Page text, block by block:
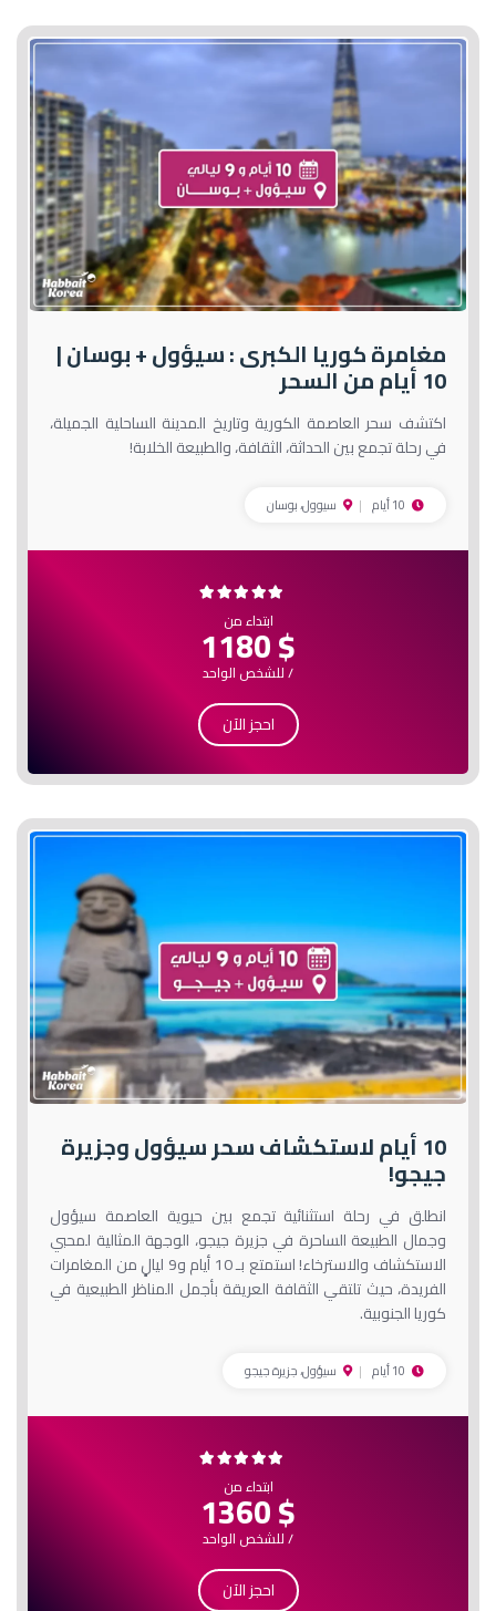
مغامرة كوريا الكبرى : سيؤول + بوسان |
10 أيام من السحر
اكتشف سحر العاصمة الكورية وتاريخ المدينة الساحلية الجميلة،
في رحلة تجمع بين الحداثة، الثقافة، والطبيعة الخلابة!
سيوول، بوسان
ابتداء من $ 1180
/ للشخص الواحد
احجز الآن
10 أيام لاستكشاف سحر سيؤول وجزيرة
جيجو!
انطلق في رحلة استثنائية تجمع بين حيوية العاصمة سيؤول
وجمال الطبيعة الساحرة في جزيرة جيجو، الوجهة المثالية لمحبي
الاستكشاف والاسترخاء! استمتع بـ 10 أيام و9 ليالٍ من المغامرات
الفريدة، حيث تلتقي الثقافة العريقة بأجمل المناظر الطبيعية في
كوريا الجنوبية.
سيؤول، جزيرة جيجو
ابتداء من $ 1360
/ للشخص الواحد
احجز الآن